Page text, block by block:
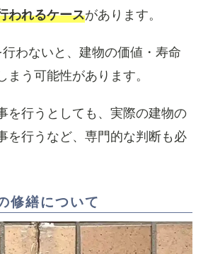
われるケースがあります。
わないと、建物の価値・寿命
まう可能性があります。
を行うとしても、実際の建物の
を行うなど、専門的な判断も必
修繕について